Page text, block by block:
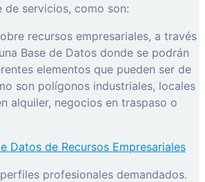
de servicios, como son:
recursos empresariales, a través
Base de Datos donde se podrán
elementos que pueden ser de
son polígonos industriales, locales
alquiler, negocios en traspaso o
Datos de Recursos Empresariales
profesionales demandados.